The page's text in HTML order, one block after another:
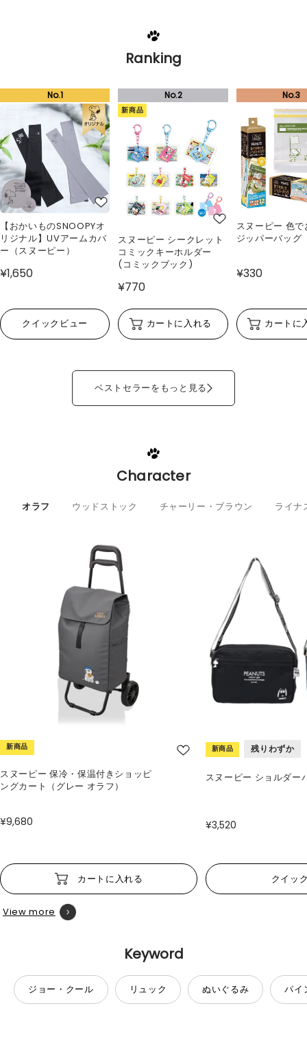
Ranking
【おかいものSNOOPYオ
リジナル】UVアームカバ
ー（スヌーピー）
¥1,650
クイックビュー
新商品
スヌーピー シークレット
コミックキーホルダー
(コミックブック)
¥770
カートに入れる
スヌーピー 色
ジッパーバッグ
¥330
カートに
ベストセラーをもっと見る
Character
オラフ ウッドストック チャーリー・ブラウン ライナ
新商品
スヌーピー 保冷・保温付きショッピ
ングカート（グレー オラフ）
¥9,680
カートに入れる
新商品 残りわずか
スヌーピー ショルダー
¥3,520
クイッ
View more
Keyword
ジョー・クール リュック ぬいぐるみ パイ